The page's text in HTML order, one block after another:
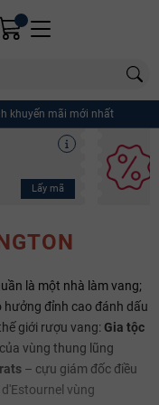
khuyến mãi mới nhất
Lấy mã
là một nhà làm vang;
hưởng đỉnh cao đánh dấu
giới rượu vang:Gia tộc
vùng thung lũng
– cựu giám đốc điều
vùng